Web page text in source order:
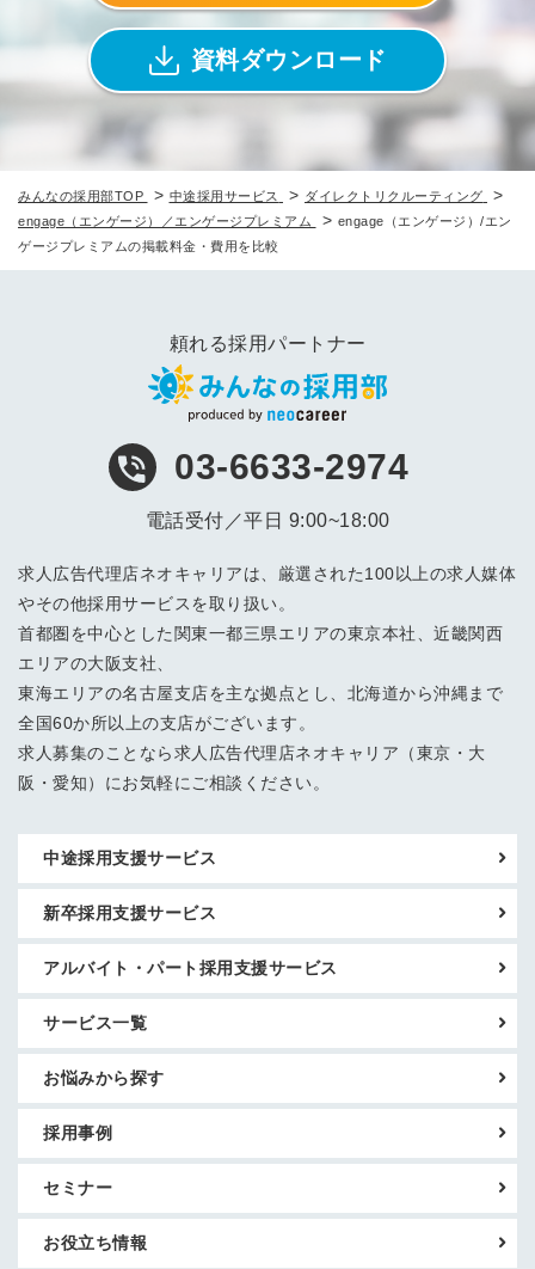
資料ダウンロード
みんなの採用部TOP > 中途採用サービス > ダイレクトリクルーティング >
engage（エンゲージ）／エンゲージプレミアム > engage（エンゲージ）/エン
ゲージプレミアムの掲載料金・費用を比較
頼れる採用パートナー
03-6633-2974
電話受付／平日 9:00~18:00
求人広告代理店ネオキャリアは、厳選された100以上の求人媒体
やその他採用サービスを取り扱い。
首都圏を中心とした関東一都三県エリアの東京本社、近畿関西
エリアの大阪支社、
東海エリアの名古屋支店を主な拠点とし、北海道から沖縄まで
全国60か所以上の支店がございます。
求人募集のことなら求人広告代理店ネオキャリア（東京・大
阪・愛知）にお気軽にご相談ください。
中途採用支援サービス
新卒採用支援サービス
アルバイト・パート採用支援サービス
サービス一覧
お悩みから探す
採用事例
セミナー
お役立ち情報